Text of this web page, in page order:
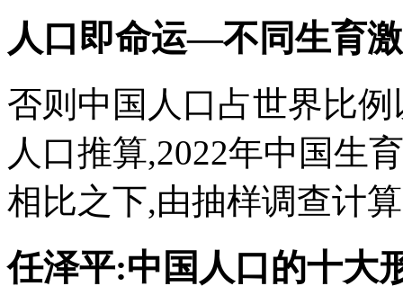
人口即命运—不同生育
否则中国人口占世界比
人口推算,2022年中国生
相比之下,由抽样调查计
任泽平:中国人口的十大